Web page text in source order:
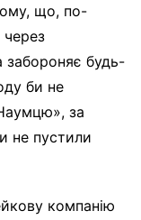
що, по-
будь-
би не
за
не пустили
компанію